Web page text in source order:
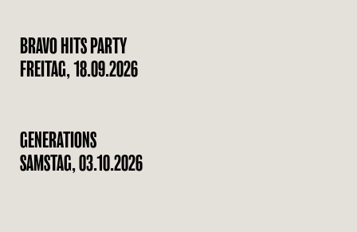
BRAVO HITS PARTY
FREITAG, 18.09.2026
GENERATIONS
SAMSTAG, 03.10.2026